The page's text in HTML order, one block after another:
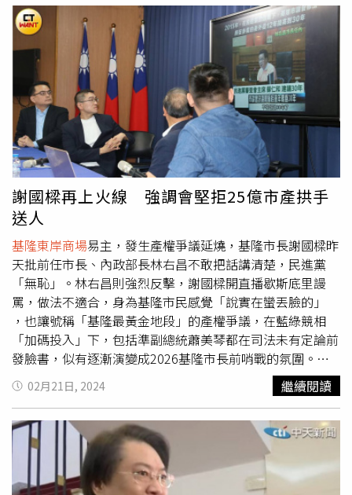
此案就是民進黨以不實訊息遂行政治目的戲碼，基隆市府所
作所為是維護基隆市民最大權益，絕不像前市長林右昌放任
東岸商場產權多年不登記、持續模糊，導致今日糾紛，情節
猶如當年金星洗錢案，攻擊都有政治與選舉目的，但他毫不
畏懼，基隆市民也拒絕接受這樣的作為，他呼籲外界別低估
他捍衛基隆市民的決心，只要他在任，絕不會坐視將25億元
的基市府資產平白奉送給民間企業。謝國樑今天第三度召開
記者會，強調絕對會捍衛25億的基隆市產，請民進黨別再對
他抹黑。（圖／黃鵬杰攝）國民黨副發言人呂謦煒等指出，
NET租約到期不搬遷已有前例，他引用2016年11月媒體報
導指出，西門町紅樓旁邊的北市府建築，郝市府任內編列預
算計畫拆除，還原紅樓劇場原貌，但柯P上任後不想拆，公
開招標由國際運動品牌以3770萬元得標、一次3年約，但原
本承租的NET沒得標還拒絕搬走，外傳就是因NET當初承租
3層樓，月租僅110萬，每年僅1320萬，租金比當地行情少3
分之1，北市府發函要求搬離卻遭到NET拒絕，該建築不僅
坐落市有土地上，建築物也屬於北市府，北市府收回於法有
據，但NET也是拒絕搬走，還曾積欠北市府款項，到最後法
院真正強制執行了才心不甘情不願搬走，整起案件纏訟長達
5年。他還說，這家民間企業與政府之間發生糾紛已經不是
第一次，結果民進黨下到林右昌，上到準副總統蕭美琴，卻
都在不明事實真相之前，就急急忙忙為NET護航，他質疑到
底在急什麼？如果說蕭美琴大概是想要護航林右昌，那林右
昌急著維護民間企業利益，而不是維護基隆市全體市民財產
的原因又是什麼？針對林右昌說，之前NET的權利金是
5050萬，換成微風之後變成1500萬，質疑是「賤價委
謝國樑再上火線 強調會堅拒25億市產拱手
送人
基隆東岸商場易主，發生產權爭議延燒，基隆市長謝國樑昨
天批前任市長、內政部長林右昌不敢把話講清楚，民進黨
「無恥」。林右昌則強烈反擊，謝國樑開直播歇斯底里謾
罵，做法不適合，身為基隆市民感覺「說實在蠻丟臉的」
，也讓號稱「基隆最黃金地段」的產權爭議，在藍綠競相
「加碼投入」下，包括準副總統蕭美琴都在司法未有定論前
發臉書，似有逐漸演變成2026基隆市長前哨戰的氛圍。謝
國樑今天在度於國民黨中央召開記者會，痛批綠營現在對他
指控全屬抹黑。他在度，東岸商場易主後，該商場的權利金
絕對沒有縮水，而5000萬的現金租金，以及1000多萬的媒
體回饋金，如果事後證明他沒說謊，民進黨可不可以向道
歉？他還說，現在產權糾紛關鍵就在於，東岸商場2至4樓產
權，在林右昌當市長任內並未登記。新承租者繳給市府除了
「固定權利金」、「變動權利金」、「土地租金」，還有
02月21日, 2024 繼續閱讀